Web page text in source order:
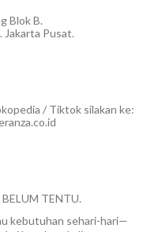
Blok B.
Jakarta Pusat.
/ Tiktok silakan ke:
TENTU.
kebutuhan sehari-hari—